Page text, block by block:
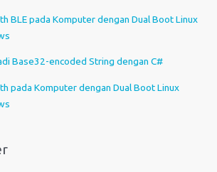
BLE pada Komputer dengan Dual Boot Linux
Base32-encoded String dengan C#
pada Komputer dengan Dual Boot Linux